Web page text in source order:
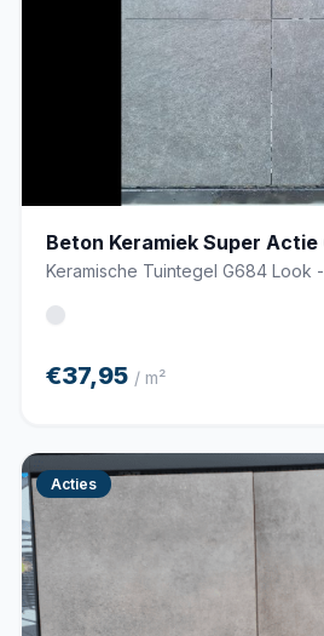
Beton Keramiek Super
Keramische Tuintegel G684 Look
€37,95 / m²
Acties